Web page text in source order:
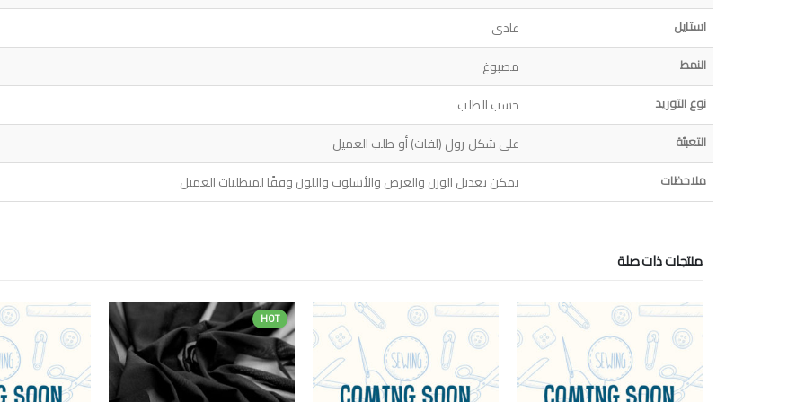
استايل عادى
النمط مصبوغ
نوع التوريد حسب الطلب
التعبئة علي شكل رول (لفات) أو طلب العميل
ملاحظات يمكن تعديل الوزن والعرض والأسلوب واللون وفقًا لمتطلبات العميل
منتجات ذات صلة
HOT
HOT